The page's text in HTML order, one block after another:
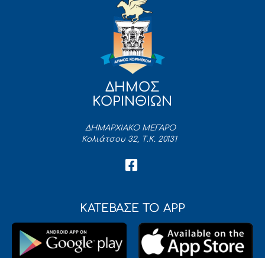
ΔΗΜΟΣ
ΚΟΡΙΝΘΙΩΝ
ΔΗΜΑΡΧΙΑΚΟ ΜΕΓΑΡΟ
Κολιάτσου 32, Τ.Κ. 20131
ΚΑΤΕΒΑΣΕ ΤΟ APP